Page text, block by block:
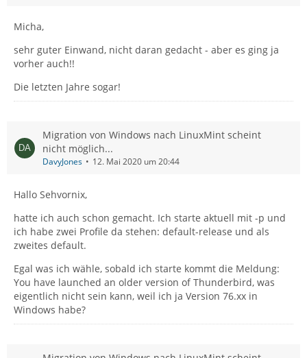
Micha,
sehr guter Einwand, nicht daran gedacht - aber es ging ja
vorher auch!!
Die letzten Jahre sogar!
Migration von Windows nach LinuxMint scheint
nicht möglich...
DavyJones 12. Mai 2020 um 20:44
Hallo Sehvornix,
hatte ich auch schon gemacht. Ich starte aktuell mit -p und
ich habe zwei Profile da stehen: default-release und als
zweites default.
Egal was ich wähle, sobald ich starte kommt die Meldung:
You have launched an older version of Thunderbird, was
eigentlich nicht sein kann, weil ich ja Version 76.xx in
Windows habe?